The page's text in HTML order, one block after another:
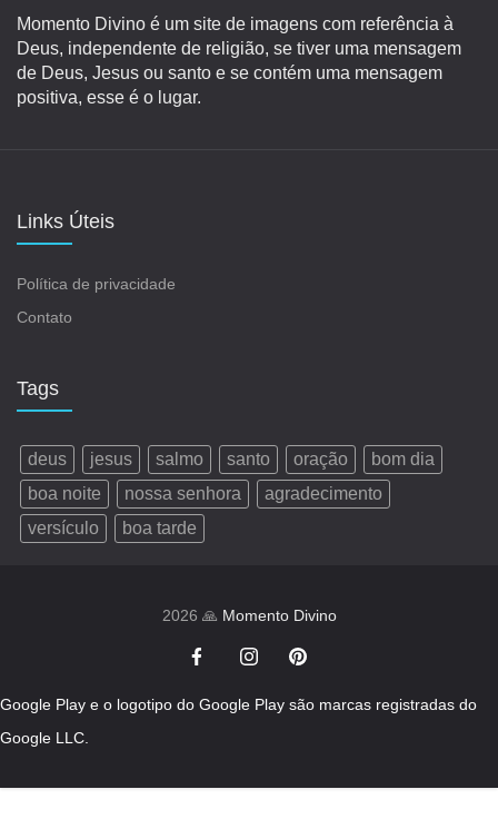
Momento Divino é um site de imagens com referência à
Deus, independente de religião, se tiver uma mensagem
de Deus, Jesus ou santo e se contém uma mensagem
positiva, esse é o lugar.
Links Úteis
Política de privacidade
Contato
Tags
deus jesus salmo santo oração
bom dia
boa noite
nossa senhora
agradecimento
versículo
boa tarde
2026 🙏 Momento Divino
Google Play e o logotipo do Google Play são marcas registradas do
Google LLC.